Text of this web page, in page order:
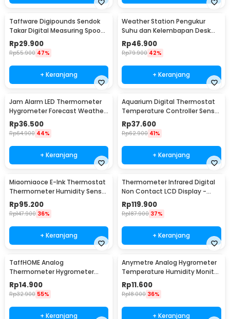
Taffware Digipounds Sendok
Takar Digital Measuring Spoon
500g 0.1g - HM10
Rp29.900
Rp55.900 47%
+ Keranjang
Weather Station Pengukur
Suhu dan Kelembapan Desk
Jam Alarm - 3210
Rp46.900
Rp79.900 42%
+ Keranjang
Jam Alarm LED Thermometer
Hygrometer Forecast Weather
Station - 2159T
Rp36.500
Rp64.900 44%
+ Keranjang
Aquarium Digital Thermostat
Temperature Controller Sensor
Multifungsi - STC-1000
Rp37.600
Rp62.900 41%
+ Keranjang
Miaomiaoce E-Ink Thermostat
Thermometer Humidity Sensor
- MHO-C201
Rp95.200
Rp147.900 36%
+ Keranjang
Thermometer Infrared Digital
Non Contact LCD Display -
600S
Rp119.900
Rp187.900 37%
+ Keranjang
TaffHOME Analog
Thermometer Hygrometer
Temperature Humidity -
TH101B
Rp14.900
Rp32.900 55%
+ Keranjang
Anymetre Analog Hygrometer
Temperature Humidity Monitor
- TH-108
Rp11.600
Rp18.000 36%
+ Keranjang